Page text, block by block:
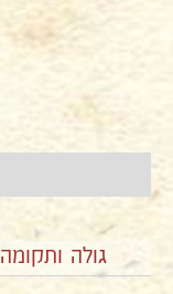
גולה ותקומה